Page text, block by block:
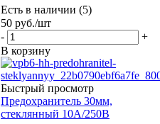
Есть в наличии (5)
50 руб./шт
-
+
В корзину
Быстрый просмотр
Предохранитель 30мм,
стеклянный 10А/250В